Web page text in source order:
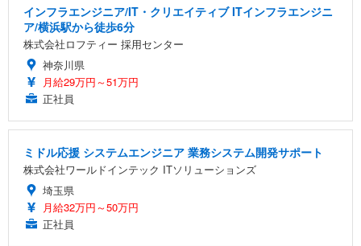
インフラエンジニア/IT・クリエイティブ ITインフラエンジニ
ア/横浜駅から徒歩6分
株式会社ロフティー 採用センター
神奈川県
月給29万円～51万円
正社員
ミドル応援 システムエンジニア 業務システム開発サポート
株式会社ワールドインテック ITソリューションズ
埼玉県
月給32万円～50万円
正社員